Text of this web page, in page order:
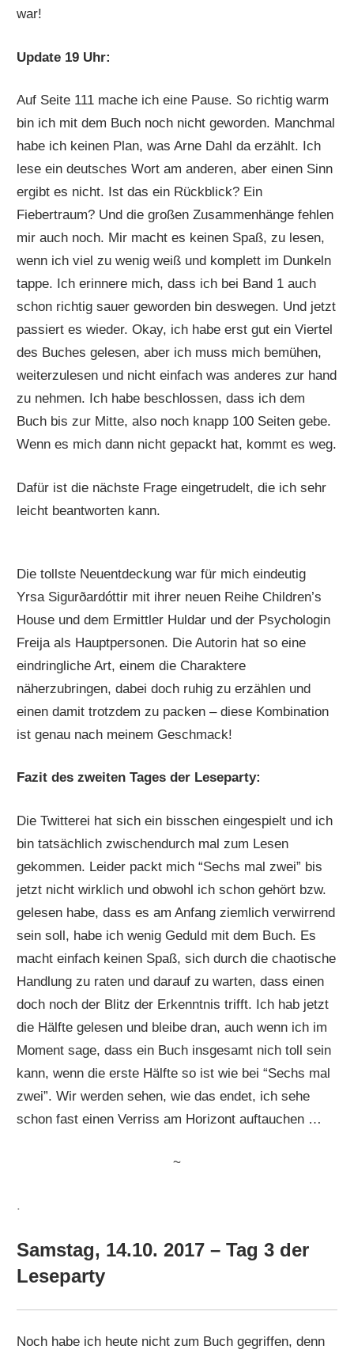
war!
Update 19 Uhr:
Auf Seite 111 mache ich eine Pause. So richtig warm
bin ich mit dem Buch noch nicht geworden. Manchmal
habe ich keinen Plan, was Arne Dahl da erzählt. Ich
lese ein deutsches Wort am anderen, aber einen Sinn
ergibt es nicht. Ist das ein Rückblick? Ein
Fiebertraum? Und die großen Zusammenhänge fehlen
mir auch noch. Mir macht es keinen Spaß, zu lesen,
wenn ich viel zu wenig weiß und komplett im Dunkeln
tappe. Ich erinnere mich, dass ich bei Band 1 auch
schon richtig sauer geworden bin deswegen. Und jetzt
passiert es wieder. Okay, ich habe erst gut ein Viertel
des Buches gelesen, aber ich muss mich bemühen,
weiterzulesen und nicht einfach was anderes zur hand
zu nehmen. Ich habe beschlossen, dass ich dem
Buch bis zur Mitte, also noch knapp 100 Seiten gebe.
Wenn es mich dann nicht gepackt hat, kommt es weg.
Dafür ist die nächste Frage eingetrudelt, die ich sehr
leicht beantworten kann.
Die tollste Neuentdeckung war für mich eindeutig
Yrsa Sigurðardóttir mit ihrer neuen Reihe Children’s
House und dem Ermittler Huldar und der Psychologin
Freija als Hauptpersonen. Die Autorin hat so eine
eindringliche Art, einem die Charaktere
näherzubringen, dabei doch ruhig zu erzählen und
einen damit trotzdem zu packen – diese Kombination
ist genau nach meinem Geschmack!
Fazit des zweiten Tages der Leseparty:
Die Twitterei hat sich ein bisschen eingespielt und ich
bin tatsächlich zwischendurch mal zum Lesen
gekommen. Leider packt mich “Sechs mal zwei” bis
jetzt nicht wirklich und obwohl ich schon gehört bzw.
gelesen habe, dass es am Anfang ziemlich verwirrend
sein soll, habe ich wenig Geduld mit dem Buch. Es
macht einfach keinen Spaß, sich durch die chaotische
Handlung zu raten und darauf zu warten, dass einen
doch noch der Blitz der Erkenntnis trifft. Ich hab jetzt
die Hälfte gelesen und bleibe dran, auch wenn ich im
Moment sage, dass ein Buch insgesamt nich toll sein
kann, wenn die erste Hälfte so ist wie bei “Sechs mal
zwei”. Wir werden sehen, wie das endet, ich sehe
schon fast einen Verriss am Horizont auftauchen …
~
.
Samstag, 14.10. 2017 – Tag 3 der
Leseparty
Noch habe ich heute nicht zum Buch gegriffen, denn